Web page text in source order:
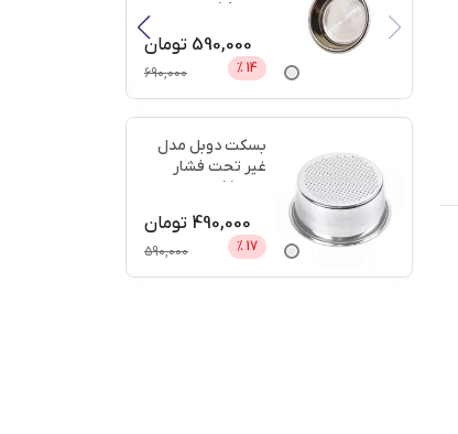
590,000 تومان
14
%
690,000
بسکت دوبل مدل
غیر تحت فشار
490,000 تومان
17
%
590,000